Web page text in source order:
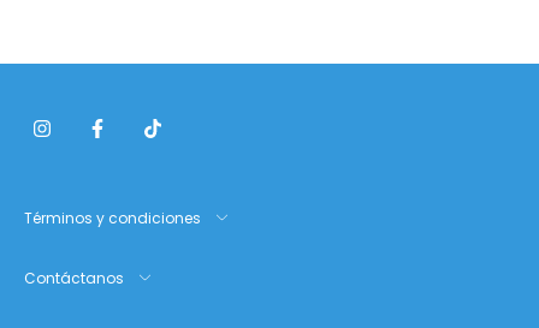
Términos y condiciones
Contáctanos